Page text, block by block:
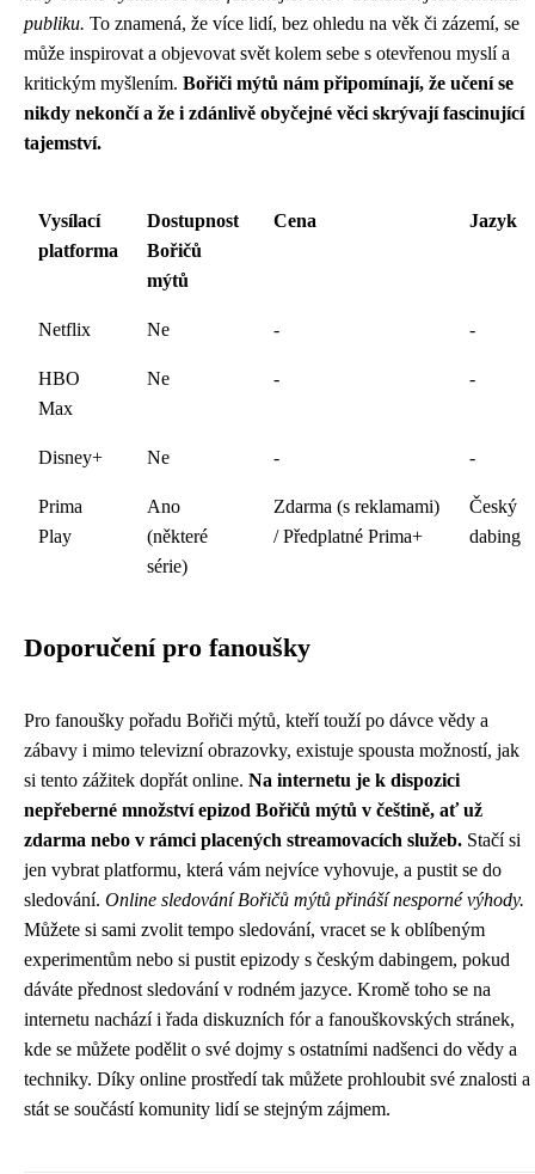
publiku. To znamená, že více lidí, bez ohledu na věk či zázemí, se
může inspirovat a objevovat svět kolem sebe s otevřenou myslí a
kritickým myšlením. Bořiči mýtů nám připomínají, že učení se
nikdy nekončí a že i zdánlivě obyčejné věci skrývají fascinující
tajemství.
Vysílací
platforma
Dostupnost
Bořičů
mýtů
Cena Jazyk
Netflix Ne - -
HBO
Max
Ne - -
Disney+ Ne - -
Prima
Play
Ano
(některé
série)
Zdarma (s reklamami)
/ Předplatné Prima+
Český
dabing
Doporučení pro fanoušky
Pro fanoušky pořadu Bořiči mýtů, kteří touží po dávce vědy a
zábavy i mimo televizní obrazovky, existuje spousta možností, jak
si tento zážitek dopřát online. Na internetu je k dispozici
nepřeberné množství epizod Bořičů mýtů v češtině, ať už
zdarma nebo v rámci placených streamovacích služeb. Stačí si
jen vybrat platformu, která vám nejvíce vyhovuje, a pustit se do
sledování. Online sledování Bořičů mýtů přináší nesporné výhody.
Můžete si sami zvolit tempo sledování, vracet se k oblíbeným
experimentům nebo si pustit epizody s českým dabingem, pokud
dáváte přednost sledování v rodném jazyce. Kromě toho se na
internetu nachází i řada diskuzních fór a fanouškovských stránek,
kde se můžete podělit o své dojmy s ostatními nadšenci do vědy a
techniky. Díky online prostředí tak můžete prohloubit své znalosti a
stát se součástí komunity lidí se stejným zájmem.